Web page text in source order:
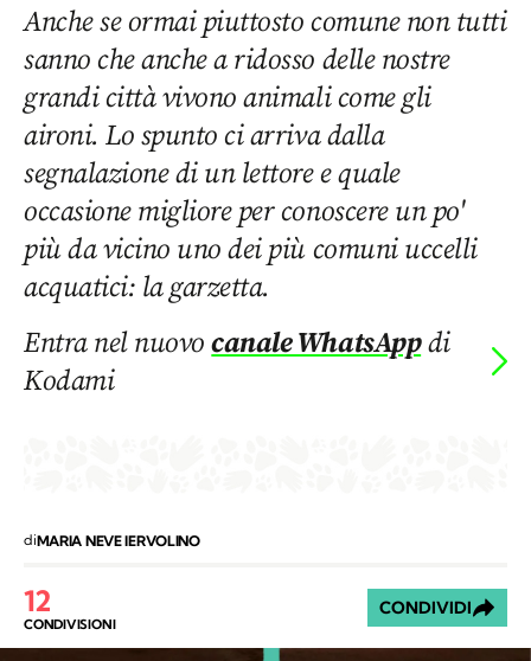
Anche se ormai piuttosto comune non tutti
sanno che anche a ridosso delle nostre
grandi città vivono animali come gli
aironi. Lo spunto ci arriva dalla
segnalazione di un lettore e quale
occasione migliore per conoscere un po'
più da vicino uno dei più comuni uccelli
acquatici: la garzetta.
Entra nel nuovocanale WhatsAppdi
Kodami
diMARIA NEVE IERVOLINO
12
CONDIVISIONI
CONDIVIDI